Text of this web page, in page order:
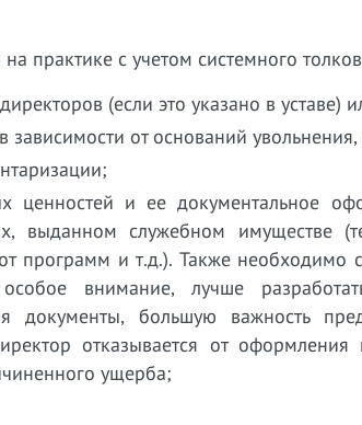
практике с учетом системного
(если это указано в
от оснований
ценностей и ее документальное
выданном служебном имуществе
программ и т.д.). Также необходимо
внимание, лучше
документы, большую важность
отказывается от
ущерба;